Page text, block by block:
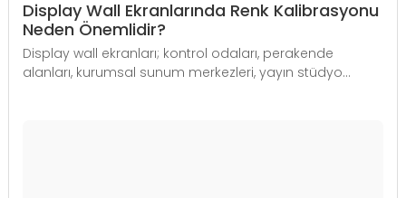
Display Wall Ekranlarında Renk Kalibrasyonu
Neden Önemlidir?
Display wall ekranları; kontrol odaları, perakende
alanları, kurumsal sunum merkezleri, yayın stüdyo...